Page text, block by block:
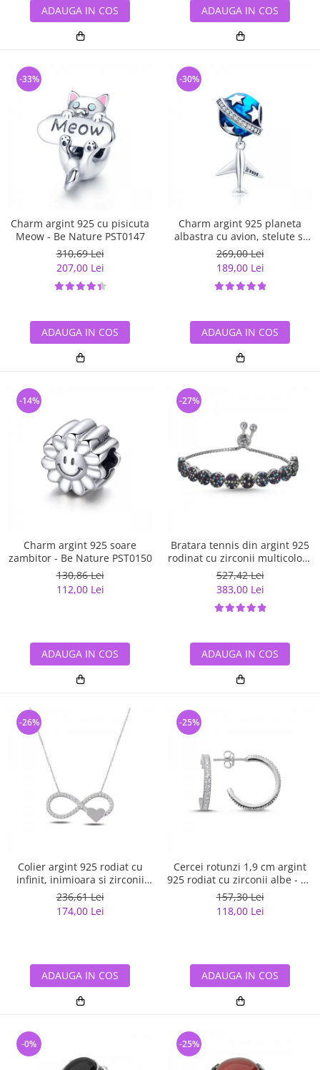
ADAUGA IN COS ADAUGA IN COS
Charm argint 925 cu pisicuta
Meow - Be Nature PST0147
310,69 Lei
207,00 Lei
-33%
ADAUGA IN COS
Charm argint 925 planeta
albastra cu avion, stelute si
zirconii albe PST0149
269,00 Lei
189,00 Lei
-30%
ADAUGA IN COS
Charm argint 925 soare
zambitor - Be Nature PST0150
130,86 Lei
112,00 Lei
-14%
ADAUGA IN COS
Bratara tennis din argint 925
rodinat cu zirconii multicolore
- Be Elegant BTU0108
527,42 Lei
383,00 Lei
-27%
ADAUGA IN COS
Colier argint 925 rodiat cu
infinit, inimioara si zirconii
albe - Infinite You CTU0067
236,61 Lei
174,00 Lei
-26%
ADAUGA IN COS
Cercei rotunzi 1,9 cm argint
925 rodiat cu zirconii albe - Be
Elegant ETU0059
157,30 Lei
118,00 Lei
-25%
ADAUGA IN COS
-0% -25%